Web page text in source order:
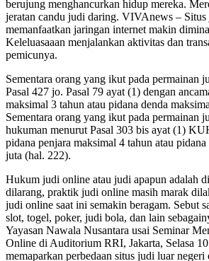
berujung menghancurkan hidup mereka.
jeratan candu judi daring. VIVAnews –
memanfaatkan jaringan internet makin
Keleluasaaan menjalankan aktivitas dan
pemicunya.
Sementara orang yang ikut pada permainan
Pasal 427 jo. Pasal 79 ayat (1) dengan
maksimal 3 tahun atau pidana denda
Sementara orang yang ikut pada permainan
hukuman menurut Pasal 303 bis ayat (1)
pidana penjara maksimal 4 tahun atau
juta (hal. 222).
Hukum judi online atau judi apapun adalah
dilarang, praktik judi online masih marak
judi online saat ini semakin beragam. Sebut
slot, togel, poker, judi bola, dan lain
Yayasan Nawala Nusantara usai Seminar
Online di Auditorium RRI, Jakarta, Selasa
memaparkan perbedaan situs judi luar negeri